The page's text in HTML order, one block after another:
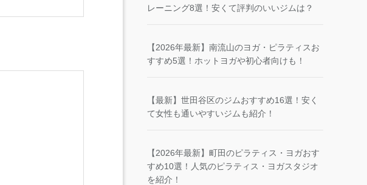
レーニング8選！安くて評判のいいジムは？
【2026年最新】南流山のヨガ・ピラティスお
すすめ5選！ホットヨガや初心者向けも！
【最新】世田谷区のジムおすすめ16選！安く
て女性も通いやすいジムも紹介！
【2026年最新】町田のピラティス・ヨガおす
すめ10選！人気のピラティス・ヨガスタジオ
を紹介！